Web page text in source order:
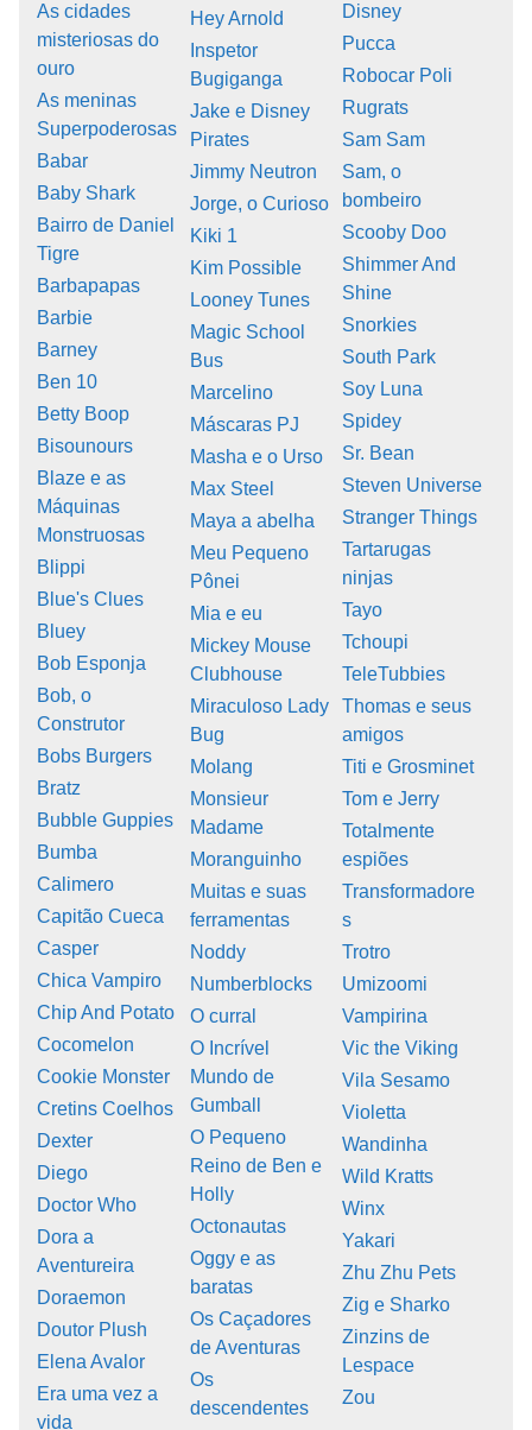
As cidades
misteriosas do
ouro
As meninas
Superpoderosas
Babar
Baby Shark
Bairro de Daniel
Tigre
Barbapapas
Barbie
Barney
Ben 10
Betty Boop
Bisounours
Blaze e as
Máquinas
Monstruosas
Blippi
Blue's Clues
Bluey
Bob Esponja
Bob, o
Construtor
Bobs Burgers
Bratz
Bubble Guppies
Bumba
Calimero
Capitão Cueca
Casper
Chica Vampiro
Chip And Potato
Cocomelon
Cookie Monster
Cretins Coelhos
Dexter
Diego
Doctor Who
Dora a
Aventureira
Doraemon
Doutor Plush
Elena Avalor
Era uma vez a
vida
Hey Arnold
Inspetor
Bugiganga
Jake e Disney
Pirates
Jimmy Neutron
Jorge, o Curioso
Kiki 1
Kim Possible
Looney Tunes
Magic School
Bus
Marcelino
Máscaras PJ
Masha e o Urso
Max Steel
Maya a abelha
Meu Pequeno
Pônei
Mia e eu
Mickey Mouse
Clubhouse
Miraculoso Lady
Bug
Molang
Monsieur
Madame
Moranguinho
Muitas e suas
ferramentas
Noddy
Numberblocks
O curral
O Incrível
Mundo de
Gumball
O Pequeno
Reino de Ben e
Holly
Octonautas
Oggy e as
baratas
Os Caçadores
de Aventuras
Os
descendentes
Disney
Pucca
Robocar Poli
Rugrats
Sam Sam
Sam, o
bombeiro
Scooby Doo
Shimmer And
Shine
Snorkies
South Park
Soy Luna
Spidey
Sr. Bean
Steven Universe
Stranger Things
Tartarugas
ninjas
Tayo
Tchoupi
TeleTubbies
Thomas e seus
amigos
Titi e Grosminet
Tom e Jerry
Totalmente
espiões
Transformadore
s
Trotro
Umizoomi
Vampirina
Vic the Viking
Vila Sesamo
Violetta
Wandinha
Wild Kratts
Winx
Yakari
Zhu Zhu Pets
Zig e Sharko
Zinzins de
Lespace
Zou